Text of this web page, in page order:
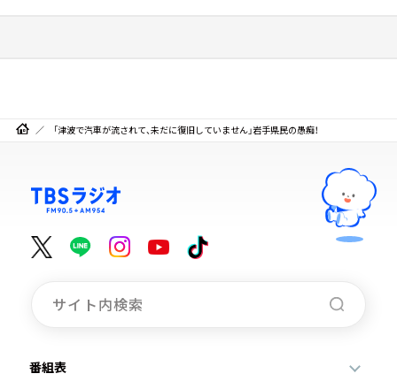
「津波で汽車が流されて、未だに復旧していません」岩手県民の愚痴！
番組表